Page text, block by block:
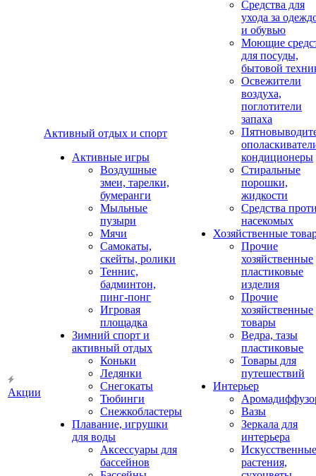
Акции
Активный отдых и спорт
Активные игры
Воздушные
змеи, тарелки,
бумеранги
Мыльные
пузыри
Мячи
Самокаты,
скейты, ролики
Теннис,
бадминтон,
пинг-понг
Игровая
площадка
Зимний спорт и
активный отдых
Коньки
Ледянки
Снегокаты
Тюбинги
Снежкобластеры
Плавание, игрушки
для воды
Аксессуары для
бассейнов
Средства для
ухода за
и обувью
Моющие
для посуды,
бытовой
Освежители
воздуха,
поглотители
запаха
кондиционеры
Стиральные
порошки,
жидкости
Средства
насекомых
Хозяйственные
Прочие
хозяйственные
пластиковые
изделия
Прочие
хозяйственные
товары
Ведра, тазы
пластиковые
Товары для
путешествий
Интерьер
Вазы
Зеркала для
интерьера
Искусственные
растения,